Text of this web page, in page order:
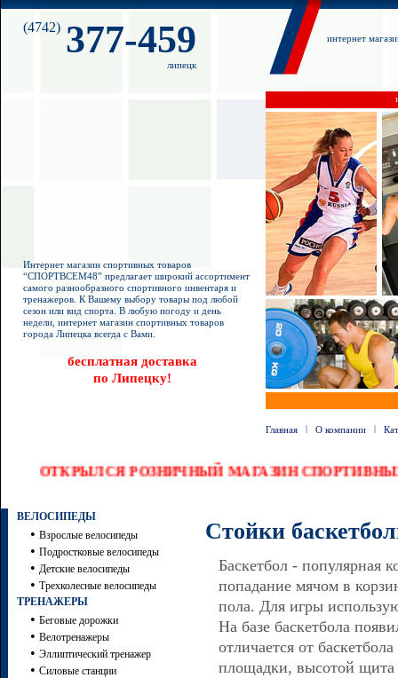
(4742) 377-459
липецк
интернет
Интернет магазин спортивных товаров
“СПОРТВСЕМ48” предлагает широкий ассортимент
самого разнообразного спортивного инвентаря и
тренажеров. К Вашему выбору товары под любой
сезон или вид спорта. В любую погоду и день
недели, интернет магазин спортивных товаров
города Липецка всегда с Вами.
бесплатная доставка
по Липецку!
Главная | О компании |
ОТКРЫЛСЯ РОЗНИЧНЫЙ МАГАЗИН
ВЕЛОСИПЕДЫ
• Взрослые велосипеды
• Подростковые велосипеды
• Детские велосипеды
• Трехколесные велосипеды
ТРЕНАЖЕРЫ
• Беговые дорожки
• Велотренажеры
• Эллиптический тренажер
• Силовые станции
Стойки
Баскетбол - популярная
попадание мячом в
пола. Для игры
На базе баскетбола
отличается от
площадки, высотой щита